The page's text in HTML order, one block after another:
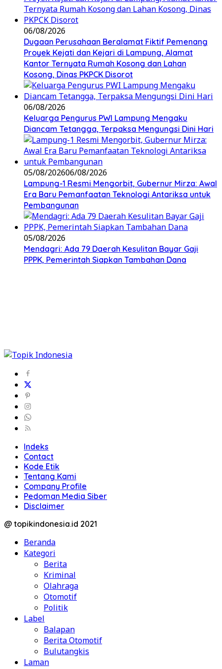
06/08/2026
Dugaan Perusahaan Beralamat Fiktif Pemenang
Proyek Kejati dan Kejari di Lampung, Alamat
Kantor Ternyata Rumah Kosong dan Lahan
Kosong, Dinas PKPCK Disorot
06/08/2026
Keluarga Pengurus PWI Lampung Mengaku
Diancam Tetangga, Terpaksa Mengungsi Dini Hari
05/08/202606/08/2026
Lampung-1 Resmi Mengorbit, Gubernur Mirza: Awal
Era Baru Pemanfaatan Teknologi Antariksa untuk
Pembangunan
05/08/2026
Mendagri: Ada 79 Daerah Kesulitan Bayar Gaji
PPPK, Pemerintah Siapkan Tambahan Dana
Indeks
Contact
Kode Etik
Tentang Kami
Company Profile
Pedoman Media Siber
Disclaimer
@ topikindonesia.id 2021
Beranda
Kategori
Berita
Kriminal
Olahraga
Otomotif
Politik
Label
Balapan
Berita Otomotif
Bulutangkis
Laman